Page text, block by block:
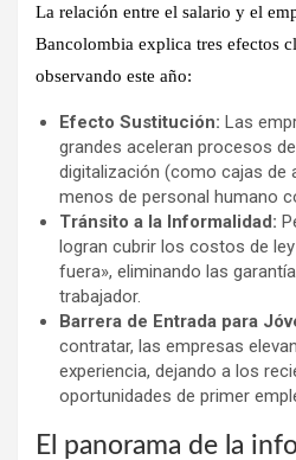
La relación entre el salario y el
Bancolombia explica tres efectos
observando este año:
Efecto Sustitución: Las
grandes aceleran procesos
digitalización (como cajas de
menos de personal humano
Tránsito a la Informalidad:
logran cubrir los costos de
fuera», eliminando las
trabajador.
Barrera de Entrada para
contratar, las empresas
experiencia, dejando a los
oportunidades de primer
El panorama de la